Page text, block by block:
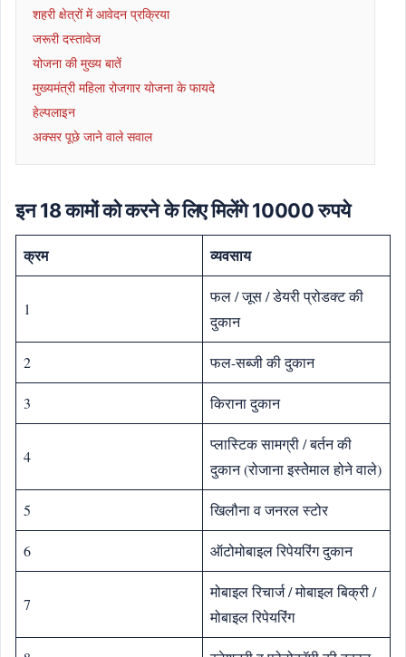
शहरी क्षेत्रों में आवेदन प्रक्रिया
जरूरी दस्तावेज
योजना की मुख्य बातें
मुख्यमंत्री महिला रोजगार योजना के फायदे
हेल्पलाइन
अक्सर पूछे जाने वाले सवाल
इन 18 कामों को करने के लिए मिलेंगे 10000 रुपये
क्रम व्‍यवसाय
1
फल / जूस / डेयरी प्रोडक्‍ट की
दुकान
2 फल-सब्‍जी की दुकान
3 किराना दुकान
4
प्लास्टिक सामग्री / बर्तन की
दुकान (रोजाना इस्‍तेेमाल होने वाले)
5 खिलौना व जनरल स्‍टोर
6 ऑटोमोबाइल रिपेयरिंग दुकान
7
मोबाइल र‍िचार्ज / मोबाइल ब‍िक्री /
मोबाइल र‍िपेयर‍िंंग